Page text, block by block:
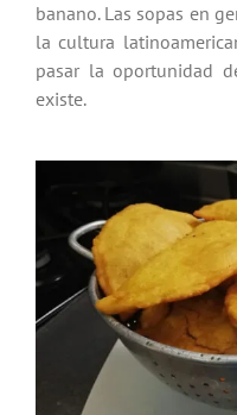
banano. Las sopas en
la cultura
pasar la oportunidad
existe.